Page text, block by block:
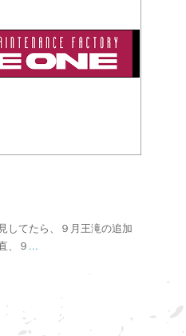
してたら、９月王滝の追加
、９ ...